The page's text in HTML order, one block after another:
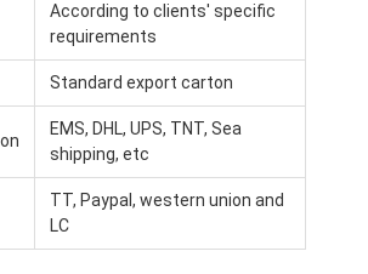
자
이 박스
According to clients' specific
requirements
Standard export carton
EMS, DHL, UPS, TNT, Sea
shipping, etc
TT, Paypal, western union and
LC